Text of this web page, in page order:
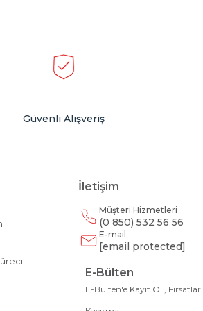
Güvenli Alışveriş
İletişim
Müşteri Hizmetleri
(0 850) 532 56 56
E-mail
[email protected]
E-Bülten
E-Bülten'e Kayıt Ol , Fırsatları